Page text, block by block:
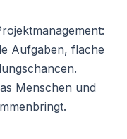
Aufgaben, flache
Menschen und